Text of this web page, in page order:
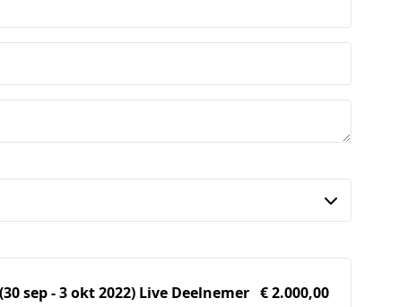
sep - 3 okt 2022) Live Deelnemer € 2.000,00